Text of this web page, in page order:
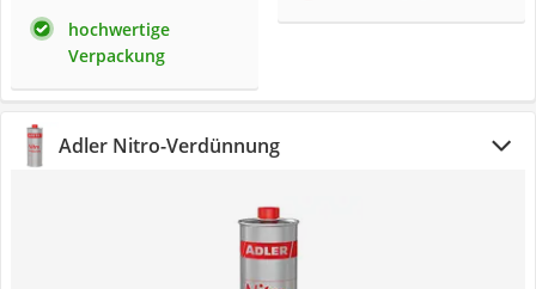
hochwertige
Verpackung
Adler Nitro-Verdünnung